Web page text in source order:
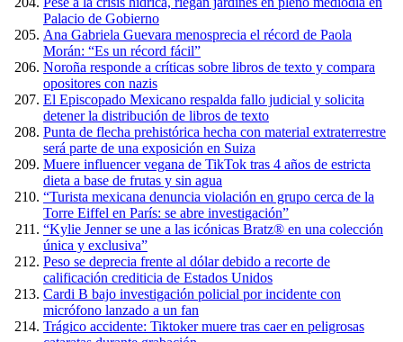
Palacio de Gobierno
Ana Gabriela Guevara menosprecia el récord de Paola
Morán: “Es un récord fácil”
Noroña responde a críticas sobre libros de texto y compara
opositores con nazis
El Episcopado Mexicano respalda fallo judicial y solicita
detener la distribución de libros de texto
Punta de flecha prehistórica hecha con material extraterrestre
será parte de una exposición en Suiza
Muere influencer vegana de TikTok tras 4 años de estricta
dieta a base de frutas y sin agua
“Turista mexicana denuncia violación en grupo cerca de la
Torre Eiffel en París: se abre investigación”
“Kylie Jenner se une a las icónicas Bratz® en una colección
única y exclusiva”
Peso se deprecia frente al dólar debido a recorte de
calificación crediticia de Estados Unidos
Cardi B bajo investigación policial por incidente con
micrófono lanzado a un fan
Trágico accidente: Tiktoker muere tras caer en peligrosas